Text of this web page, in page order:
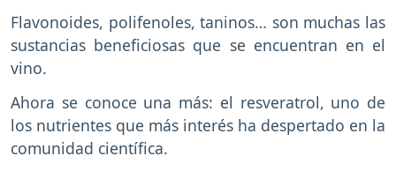
Flavonoides, polifenoles, taninos… son muchas las
sustancias beneficiosas que se encuentran en el
vino.
Ahora se conoce una más: el resveratrol, uno de
los nutrientes que más interés ha despertado en la
comunidad científica.